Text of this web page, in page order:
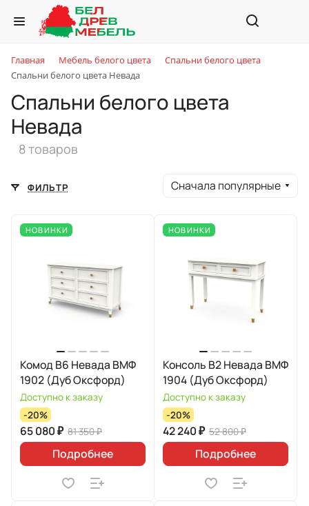
Главная Мебель белого цвета
Спальни белого цвета
Спальни белого цвета Невада
Спальни белого цвета
Невада
8 товаров
ФИЛЬТР Сначала популярные
НОВИНКИ
Комод B6 Невада ВМФ
1902 (Дуб Оксфорд)
Доступно к заказу
-20%
65 080 ₽ 81 350 ₽
Подробнее
НОВИНКИ
Консоль B2 Невада ВМФ
1904 (Дуб Оксфорд)
Доступно к заказу
-20%
42 240 ₽ 52 800 ₽
Подробнее